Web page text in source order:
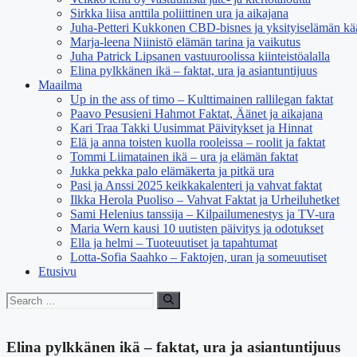
Sirkka liisa anttila poliittinen ura ja aikajana
Juha-Petteri Kukkonen CBD-bisnes ja yksityiselämän
Marja-leena Niinistö elämän tarina ja vaikutus
Juha Patrick Lipsanen vastuuroolissa kiinteistöalalla
Elina pylkkänen ikä – faktat, ura ja asiantuntijuus
Maailma
Up in the ass of timo – Kulttimainen rallilegan faktat
Paavo Pesusieni Hahmot Faktat, Äänet ja aikajana
Kari Traa Takki Uusimmat Päivitykset ja Hinnat
Elä ja anna toisten kuolla rooleissa – roolit ja faktat
Tommi Liimatainen ikä – ura ja elämän faktat
Jukka pekka palo elämäkerta ja pitkä ura
Pasi ja Anssi 2025 keikkakalenteri ja vahvat faktat
Ilkka Herola Puoliso – Vahvat Faktat ja Urheiluhetket
Sami Helenius tanssija – Kilpailumenestys ja TV-ura
Maria Wern kausi 10 uutisten päivitys ja odotukset
Ella ja helmi – Tuoteuutiset ja tapahtumat
Lotta-Sofia Saahko – Faktojen, uran ja someuutiset
Etusivu
Search
for:
Elina pylkkänen ikä – faktat, ura ja asiantuntijuus